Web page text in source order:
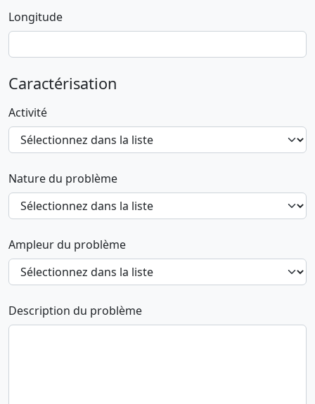
Longitude
Caractérisation
Activité
Nature du problème
Ampleur du problème
Description du problème